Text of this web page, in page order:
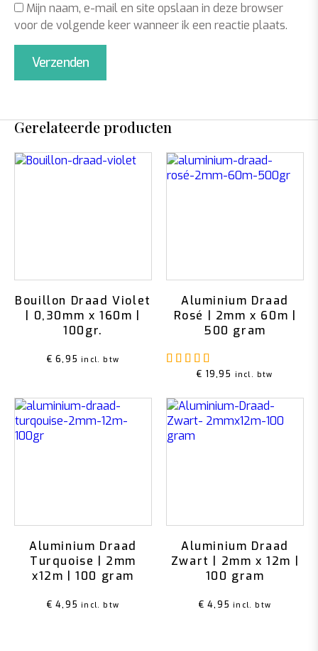
Mijn naam, e-mail en site opslaan in deze browser
voor de volgende keer wanneer ik een reactie plaats.
Gerelateerde producten
Bouillon Draad Violet
| 0,30mm x 160m |
100gr.
€ 6,95 incl. btw
Aluminium Draad
Rosé | 2mm x 60m |
500 gram
€ 19,95 incl. btw
Aluminium Draad
Turquoise | 2mm
x12m | 100 gram
€ 4,95 incl. btw
Aluminium Draad
Zwart | 2mm x 12m |
100 gram
€ 4,95 incl. btw